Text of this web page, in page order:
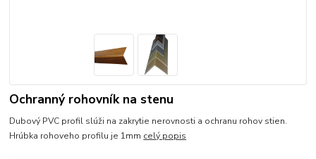
Ochranný rohovník na stenu
Dubový PVC profil slúži na zakrytie nerovnosti a ochranu rohov stien.
Hrúbka rohoveho profilu je 1mm celý popis